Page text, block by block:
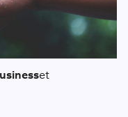
et